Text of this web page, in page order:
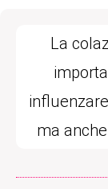
La
ma